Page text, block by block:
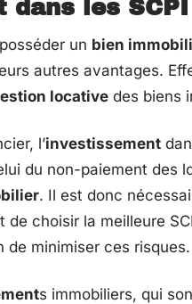
dans les
un bien
autres avantages.
locative des biens
l’investissement
du non-paiement des
. Il est donc
choisir la meilleure
de minimiser ces risques.
s immobiliers, qui